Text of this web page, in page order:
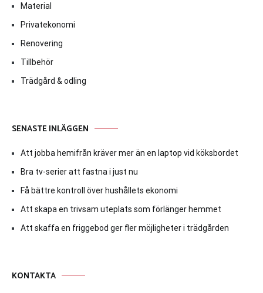
Material
Privatekonomi
Renovering
Tillbehör
Trädgård & odling
SENASTE INLÄGGEN
Att jobba hemifrån kräver mer än en laptop vid köksbordet
Bra tv-serier att fastna i just nu
Få bättre kontroll över hushållets ekonomi
Att skapa en trivsam uteplats som förlänger hemmet
Att skaffa en friggebod ger fler möjligheter i trädgården
KONTAKTA